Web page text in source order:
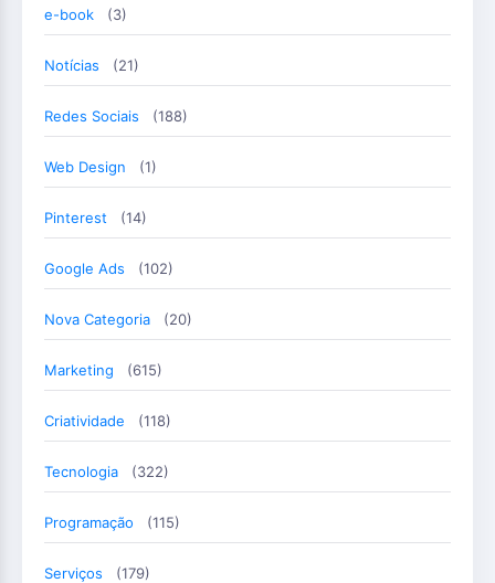
e-book (3)
Notícias (21)
Redes Sociais (188)
Web Design (1)
Pinterest (14)
Google Ads (102)
Nova Categoria (20)
Marketing (615)
Criatividade (118)
Tecnologia (322)
Programação (115)
Serviços (179)